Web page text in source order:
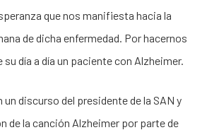
que nos manifiesta hacia la
de dicha enfermedad. Por hacernos
día a día un paciente con Alzheimer.
discurso del presidente de la SAN y
de la canción Alzheimer por parte de